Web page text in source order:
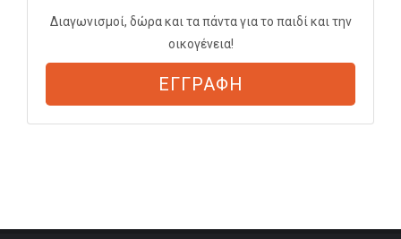
Διαγωνισμοί, δώρα και τα πάντα για το παιδί και την
οικογένεια!
ΕΓΓΡΑΦΗ